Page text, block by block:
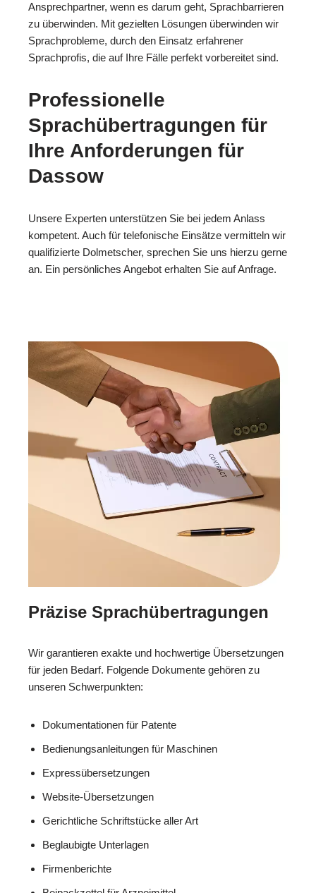
Ansprechpartner, wenn es darum geht, Sprachbarrieren
zu überwinden. Mit gezielten Lösungen überwinden wir
Sprachprobleme, durch den Einsatz erfahrener
Sprachprofis, die auf Ihre Fälle perfekt vorbereitet sind.
Professionelle
Sprachübertragungen für
Ihre Anforderungen für
Dassow
Unsere Experten unterstützen Sie bei jedem Anlass
kompetent. Auch für telefonische Einsätze vermitteln wir
qualifizierte Dolmetscher, sprechen Sie uns hierzu gerne
an. Ein persönliches Angebot erhalten Sie auf Anfrage.
Präzise Sprachübertragungen
Wir garantieren exakte und hochwertige Übersetzungen
für jeden Bedarf. Folgende Dokumente gehören zu
unseren Schwerpunkten:
Dokumentationen für Patente
Bedienungsanleitungen für Maschinen
Expressübersetzungen
Website-Übersetzungen
Gerichtliche Schriftstücke aller Art
Beglaubigte Unterlagen
Firmenberichte